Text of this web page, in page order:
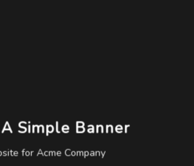
Simple Banner
for Acme Company